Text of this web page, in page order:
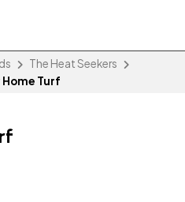
The Heat Seekers
Home Turf